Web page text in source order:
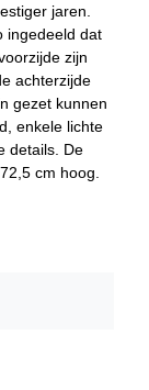
jaren.
ingedeeld dat
zijn
achterzijde
gezet kunnen
enkele lichte
details. De
cm hoog.